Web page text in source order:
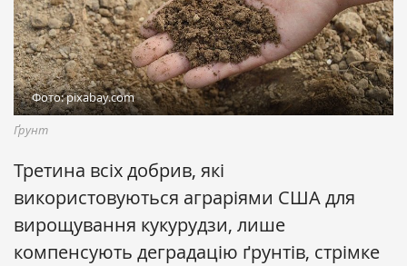
Фото: pixabay.com
Ґрунт
Третина всіх добрив, які
використовуються аграріями США для
вирощування кукурудзи, лише
компенсують деградацію ґрунтів, стрімке